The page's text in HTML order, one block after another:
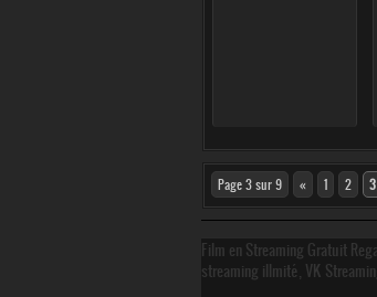
Page 3 sur 9 « 1 2 3
Film en Streaming Gratuit
streaming illmité, VK